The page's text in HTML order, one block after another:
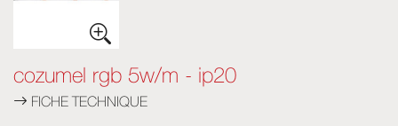
Skyled - Luminaires sur mesure
Systèmes modulaires linéaires et courbes
Rail triphasé (230V)
cozumel rgb 5w/m - ip20
FICHE TECHNIQUE